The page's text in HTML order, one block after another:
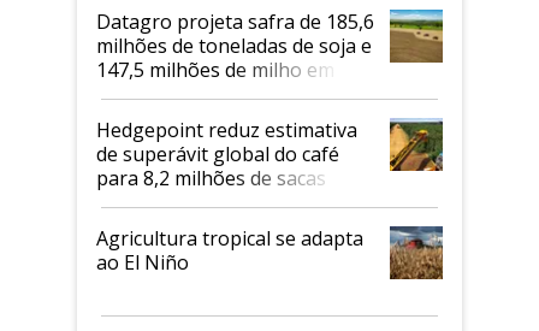
Datagro projeta safra de 185,6
milhões de toneladas de soja e
147,5 milhões de milho em
2026/27
Hedgepoint reduz estimativa
de superávit global do café
para 8,2 milhões de sacas
Agricultura tropical se adapta
ao El Niño